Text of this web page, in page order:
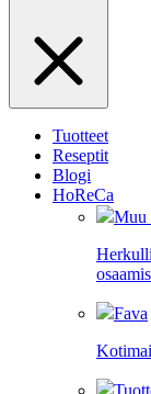
Tuotteet
Reseptit
Blogi
HoReCa
Muu
Fava